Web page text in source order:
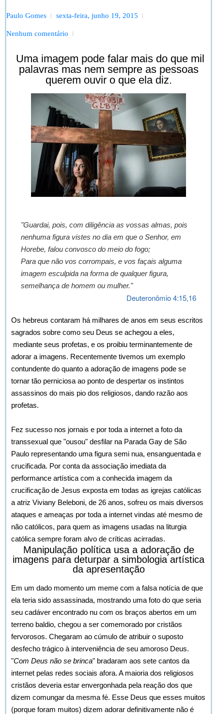
Paulo Gomes sexta-feira, junho 19, 2015
Nenhum comentário
Uma imagem pode falar mais do que mil
palavras mas nem sempre as pessoas
querem ouvir o que ela diz.
"Guardai, pois, com diligência as vossas almas, pois
nenhuma figura vistes no dia em que o Senhor, em
Horebe, falou convosco do meio do fogo;
Para que não vos corrompais, e vos façais alguma
imagem esculpida na forma de qualquer figura,
semelhança de homem ou mulher."
Deuteronômio 4:15,16
Os hebreus contaram há milhares de anos em seus escritos
sagrados sobre como seu Deus se achegou a eles,
mediante seus profetas, e os proibiu terminantemente de
adorar a imagens. Recentemente tivemos um exemplo
contundente do quanto a adoração de imagens pode se
tornar tão perniciosa ao ponto de despertar os instintos
assassinos do mais pio dos religiosos, dando razão aos
profetas.
Fez sucesso nos jornais e por toda a internet a foto da
transsexual que "ousou" desfilar na Parada Gay de São
Paulo representando uma figura semi nua, ensanguentada e
crucificada. Por conta da associação imediata da
performance artística com a conhecida imagem da
crucificação de Jesus exposta em todas as igrejas católicas
a atriz Viviany Beleboni, de 26 anos, sofreu os mais diversos
ataques e ameaças por toda a internet vindas até mesmo de
não católicos, para quem as imagens usadas na liturgia
católica sempre foram alvo de críticas acirradas.
Manipulação política usa a adoração de
imagens para deturpar a simbologia artística
da apresentação
Em um dado momento um meme com a falsa notícia de que
ela teria sido assassinada, mostrando uma foto do que seria
seu cadáver encontrado nu com os braços abertos em um
terreno baldio, chegou a ser comemorado por cristãos
fervorosos. Chegaram ao cúmulo de atribuir o suposto
desfecho trágico à interveniência de seu amoroso Deus.
"Com Deus não se brinca" bradaram aos sete cantos da
internet pelas redes sociais afora. A maioria dos religiosos
cristãos deveria estar envergonhada pela reação dos que
dizem comungar da mesma fé. Esse Deus que esses muitos
(porque foram muitos) dizem adorar definitivamente não é